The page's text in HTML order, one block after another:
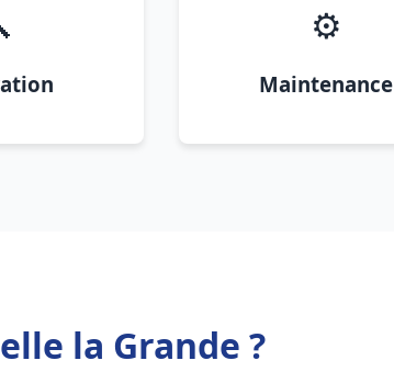
⚙️
Maintenance
la Grande ?